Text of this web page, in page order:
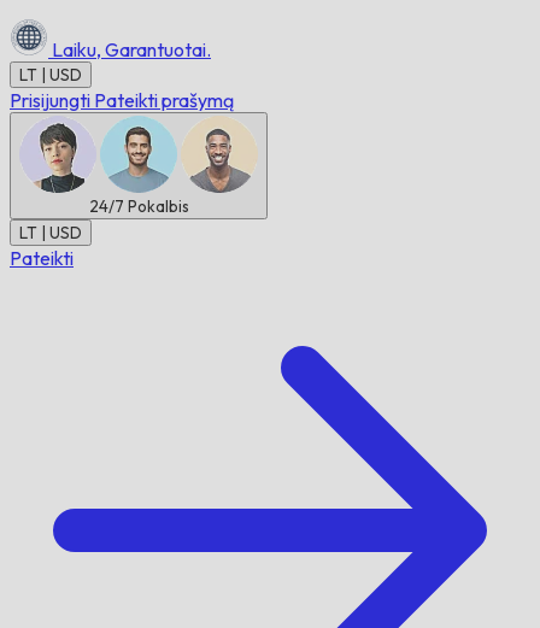
Laiku, Garantuotai.
LT | USD
Prisijungti Pateikti prašymą
24/7 Pokalbis
LT | USD
Pateikti